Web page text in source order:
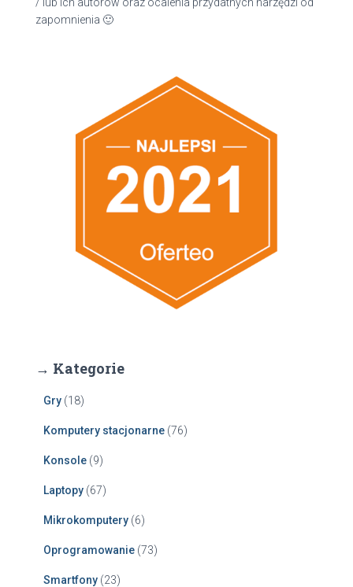
zapomnienia 🙂
→ Kategorie
Gry (18)
Komputery stacjonarne (76)
Konsole (9)
Laptopy (67)
Mikrokomputery (6)
Oprogramowanie (73)
Smartfony (23)